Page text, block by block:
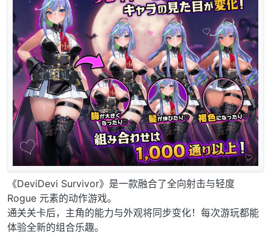
《DeviDevi Survivor》是一款融合了全向射击与轻度
Rogue 元素的动作游戏。
通关关卡后，主角的能力与外观将同步变化！每次游玩都能
体验全新的组合乐趣。